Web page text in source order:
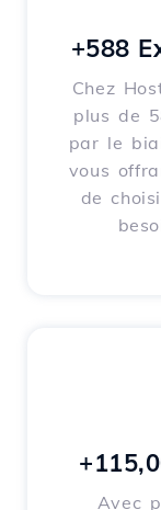
+588
Chez
plus de
par le
vous
de
Avec